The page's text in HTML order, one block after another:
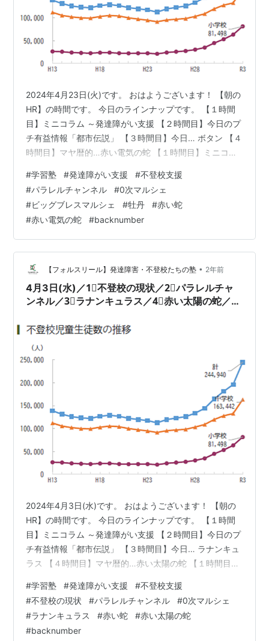
2024年4月23日(火)です。 おはようございます！ 【朝の
HR】の時間です。 今日のラインナップです。 【１時間
目】ミニコラム ～発達障がい支援 【２時間目】今日のプ
チ有益情報「都市伝説」 【３時間目】今日… ボタン 【４
時間目】マヤ暦的…赤い電気の蛇 【１時間目】ミニコラ
も不登校の現状について お話していきます。 不登校の人
数や割合の推移を見てみましょう。 過去のデータとの比
較や その傾向について考察していきます。 令和3年度の
データによれば、 小学校の不登校児童の人数は 81,498
人（1000人当たり1…
#学習塾 #発達障がい支援 #不登校支援
#パラレルチャンネル #0次マルシェ
#ビッグブレスマルシェ #牡丹 #赤い蛇
#赤い電気の蛇 #backnumber
【フォルスリール】発達障害・不登校たちの塾 • 2年前
4月3日(水)／1⃣不登校の現状／2⃣パラレルチャ
ンネル／3⃣ラナンキュラス／4⃣赤い太陽の蛇／
2024年4月3日(水)です。 おはようございます！ 【朝の
HR】の時間です。 今日のラインナップです。 【１時間
目】ミニコラム ～発達障がい支援 【２時間目】今日のプ
チ有益情報「都市伝説」 【３時間目】今日… ラナンキュ
ラス 【４時間目】マヤ暦的…赤い太陽の蛇 【１時間目】
foulesourire.hatenablog.com 今日も不登校の現状につい
て お話していきます。 文部科学省や専門家の間では、
不登校児童生徒への支援が 必要不可欠とされています。
不登校の児童生徒には適切な 支援や指導が必要であり、
#学習塾 #発達障がい支援 #不登校支援
#不登校の現状 #パラレルチャンネル #0次マルシェ
#ラナンキュラス #赤い蛇 #赤い太陽の蛇
#backnumber